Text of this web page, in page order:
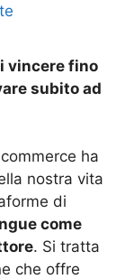
vincere fino
subito ad
ha
nostra vita
di
come
. Si tratta
che offre